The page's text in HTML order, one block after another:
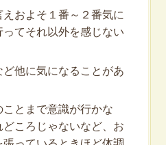
およそ１番～２番気に
てそれ以外を感じない
他に気になることがあ
とまで意識が行かな
ころじゃないなど、お